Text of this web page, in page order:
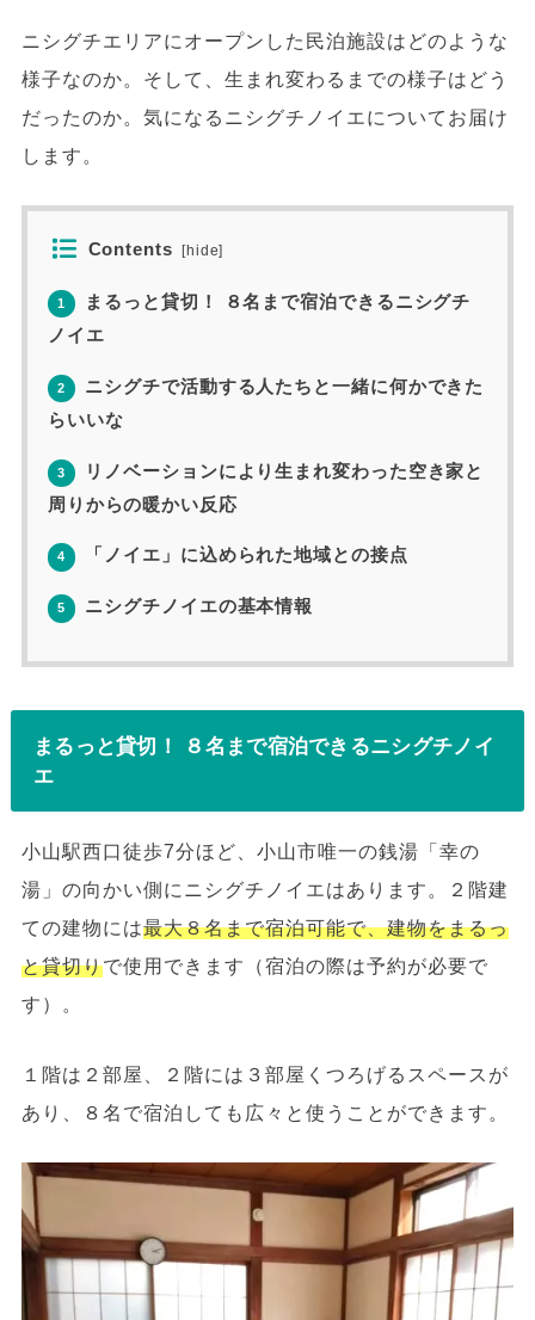
ニシグチエリアにオープンした民泊施設はどのような
様子なのか。そして、生まれ変わるまでの様子はどう
だったのか。気になるニシグチノイエについてお届け
します。
Contents [hide]
1
まるっと貸切！ ８名まで宿泊できるニシグチ
ノイエ
2
ニシグチで活動する人たちと一緒に何かできた
らいいな
3
リノベーションにより生まれ変わった空き家と
周りからの暖かい反応
4 「ノイエ」に込められた地域との接点
5 ニシグチノイエの基本情報
まるっと貸切！ ８名まで宿泊できるニシグチノイ
エ
小山駅西口徒歩7分ほど、小山市唯一の銭湯「幸の
湯」の向かい側にニシグチノイエはあります。２階建
ての建物には最大８名まで宿泊可能で、建物をまるっ
と貸切りで使用できます（宿泊の際は予約が必要で
す）。
１階は２部屋、２階には３部屋くつろげるスペースが
あり、８名で宿泊しても広々と使うことができます。